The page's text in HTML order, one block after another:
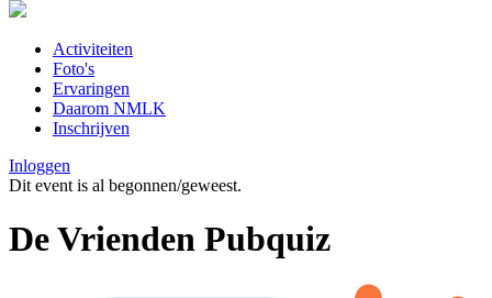
Activiteiten
Foto's
Ervaringen
Daarom NMLK
Inschrijven
Inloggen
Dit event is al begonnen/geweest.
De Vrienden Pubquiz